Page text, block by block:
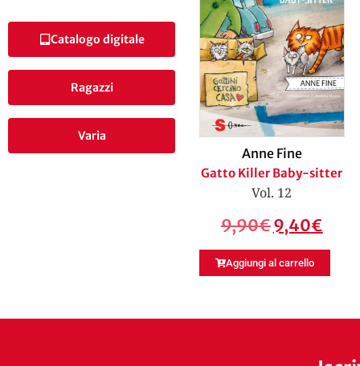
Catalogo digitale
Ragazzi
Varia
Anne Fine
Gatto Killer Baby-sitter
Vol. 12
9,90€9,40€
Aggiungi al carrello